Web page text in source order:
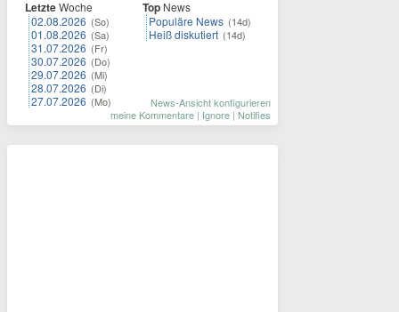
LetzteWoche
02.08.2026 (So)
01.08.2026 (Sa)
31.07.2026 (Fr)
30.07.2026 (Do)
29.07.2026 (Mi)
28.07.2026 (Di)
27.07.2026 (Mo)
Top News
Populäre News (14d)
Heiß diskutiert (14d)
News-Ansicht konfigurieren
meine Kommentare | Ignore | Notifies